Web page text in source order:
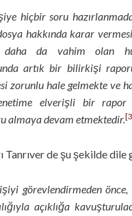
hiçbir soru
hakkında karar
da vahim olan
artık bir bilirkişi
zorunlu hale gelmekte ve
elverişli bir rapor
almaya devam etmektedir.
Tanrıver de şu şekilde
görevlendirmeden önce,
açıklığa